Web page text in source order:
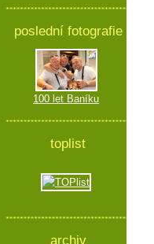
poslední fotografie
100 let Baníku
toplist
archiv